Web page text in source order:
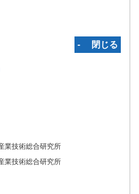
‐ 閉じる
業技術総合研究所
業技術総合研究所